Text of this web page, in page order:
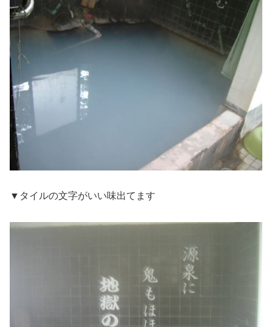
▼タイルの文字がいい味出てます